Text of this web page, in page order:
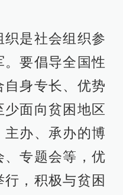
是社会组织参
要倡导全国性
身专长、优势
面向贫困地区
办、承办的博
、专题会等，优
，积极与贫困